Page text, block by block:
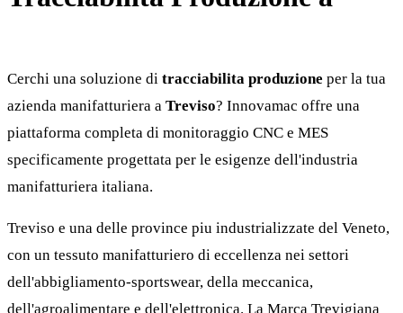
Cerchi una soluzione di tracciabilita produzione per la tua
azienda manifatturiera a Treviso? Innovamac offre una
piattaforma completa di monitoraggio CNC e MES
specificamente progettata per le esigenze dell'industria
manifatturiera italiana.
Treviso e una delle province piu industrializzate del Veneto,
con un tessuto manifatturiero di eccellenza nei settori
dell'abbigliamento-sportswear, della meccanica,
dell'agroalimentare e dell'elettronica. La Marca Trevigiana